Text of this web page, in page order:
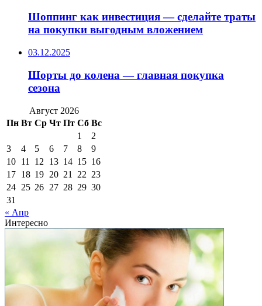
Шоппинг как инвестиция — сделайте траты
на покупки выгодным вложением
03.12.2025
Шорты до колена — главная покупка
сезона
Август 2026
Пн Вт Ср Чт Пт Сб Вс
1
2
3
4 5 6 7 8
9
10 11 12 13 14 15 16
17 18 19 20 21 22 23
24 25 26 27 28 29 30
31
« Апр
Интересно